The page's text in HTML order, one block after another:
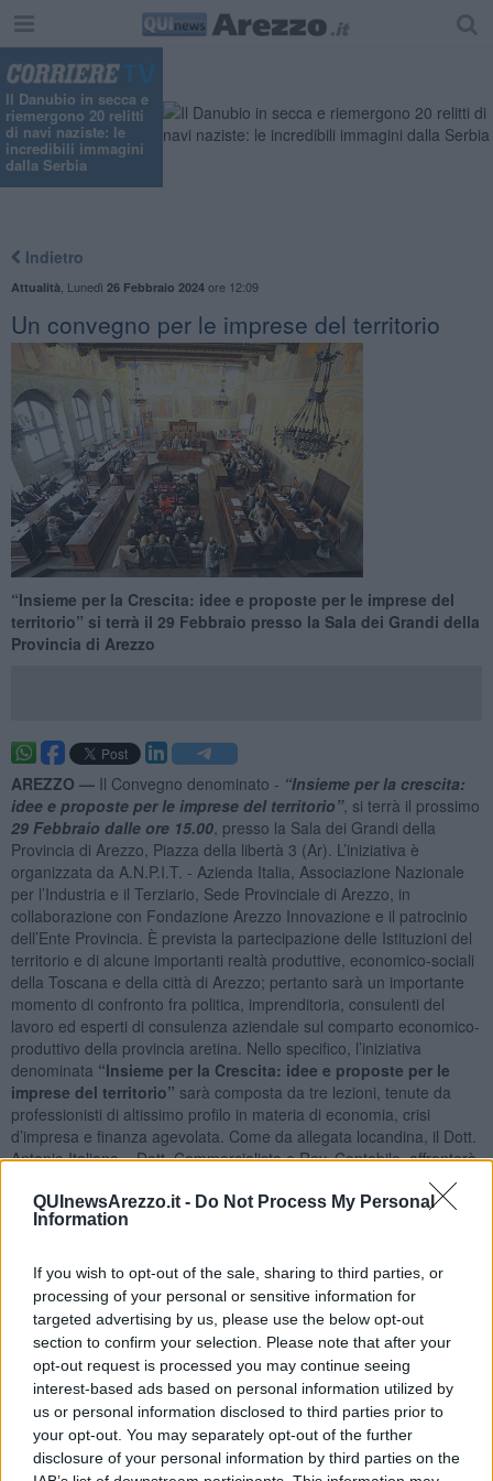
QUInewsArezzo.it - Do Not Process My Personal
Information
If you wish to opt-out of the sale, sharing to third parties, or
processing of your personal or sensitive information for
targeted advertising by us, please use the below opt-out
section to confirm your selection. Please note that after your
opt-out request is processed you may continue seeing
interest-based ads based on personal information utilized by
us or personal information disclosed to third parties prior to
your opt-out. You may separately opt-out of the further
disclosure of your personal information by third parties on the
Il Danubio in secca e
riemergono 20 relitti
di navi naziste: le
incredibili immagini
dalla Serbia
Indietro
Attualità Lunedì 26 Febbraio 2024ore 12:09
Un convegno per le imprese del territorio
​“Insieme per la Crescita: idee e proposte per le imprese del
territorio” si terrà il 29 Febbraio presso la Sala dei Grandi della
Provincia di Arezzo
AREZZO — Il Convegno denominato - “Insieme per la crescita:
idee e proposte per le imprese del territorio”, si terrà il prossimo
29 Febbraio dalle ore 15.00, presso la Sala dei Grandi della
Provincia di Arezzo, Piazza della libertà 3 (Ar). L’iniziativa è
organizzata da A.N.P.I.T. - Azienda Italia, Associazione Nazionale
per l’Industria e il Terziario, Sede Provinciale di Arezzo, in
collaborazione con Fondazione Arezzo Innovazione e il patrocinio
dell’Ente Provincia. È prevista la partecipazione delle Istituzioni del
territorio e di alcune importanti realtà produttive, economico-sociali
della Toscana e della città di Arezzo; pertanto sarà un importante
momento di confronto fra politica, imprenditoria, consulenti del
lavoro ed esperti di consulenza aziendale sul comparto economico-
produttivo della provincia aretina. Nello specifico, l’iniziativa
denominata “Insieme per la Crescita: idee e proposte per le
imprese del territorio” sarà composta da tre lezioni, tenute da
professionisti di altissimo profilo in materia di economia, crisi
d’impresa e finanza agevolata. Come da allegata locandina, il Dott.
Antonio Italiano – Dott. Commercialista e Rev. Contabile, affronterà
la tematica della “Nuova normativa sulla crisi d’impresa”. Il Dott.
Antonello Garra – Studio L.G. & Partners di Roma, esaminerà la
strategica tematica della finanza agevolata, illustrando alle imprese
terza lezione, il Dott. Claudio Orlandini – Cons. del Lavoro della
“Giunta Nazionale A.n.p.i.t.” parlerà di lavoro e della corretta
applicazione dei C.C.N.L. collettivi nazionali, approfondendone i
risvolti economici, giuridico-normativi e sindacali. A corollario di
quanto detto, si terrà la
presentazione del libro “Delle Cose
Nuove: oltre il globalismo e il sovranismo”sarà lo spunto per il
confronto sul tema della trasformazione economico sociale. Un
dibattito, moderato dal Direttore di Teletruria Luigi Alberti, fra il
Presidente Nazionale di A.n.p.i.t., Federico Iadicicco autore del
libro, il Consigliere Regione Toscana Gabriele Veneri e l’On. Silvio